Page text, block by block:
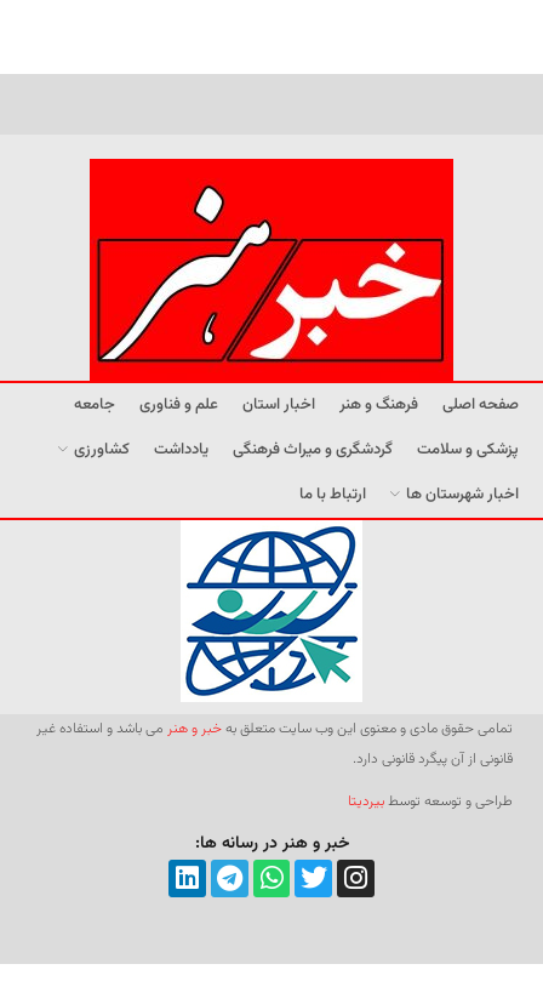
صفحه اصلی فرهنگ و هنر اخبار استان علم و فناوری
جامعه
پزشکی و سلامت
گردشگری و میراث فرهنگی یادداشت
کشاورزی
اخبار شهرستان ها
ارتباط با ما
تمامی حقوق مادی و معنوی این وب سایت متعلق بهخبر و هنر می باشد و استفاده غیر
قانونی از آن پیگرد قانونی دارد.
طراحی و توسعه توسطبیردیتا
خبر و هنر در رسانه ها: